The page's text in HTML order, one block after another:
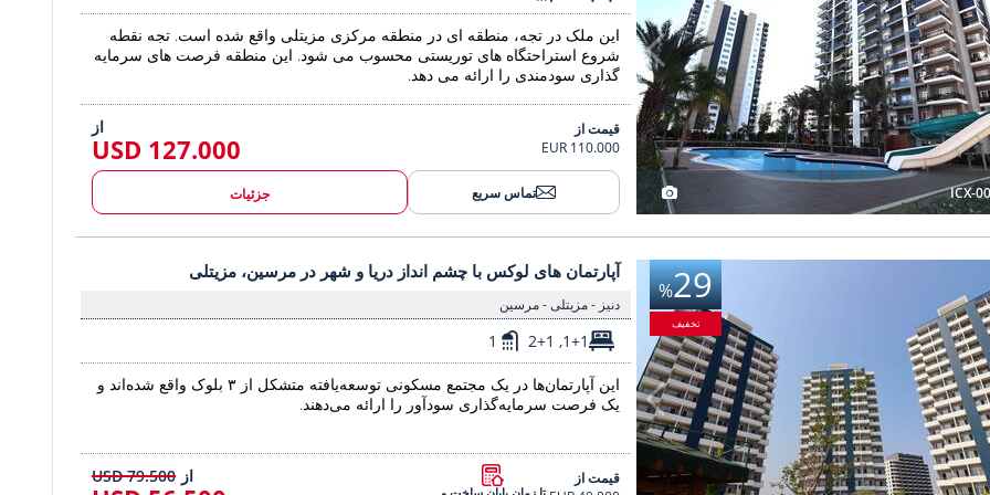
ICX-
این ملک در تجه، منطقه ای در منطقه مرکزی مزیتلی واقع شده است. تجه نقطه
شروع استراحتگاه های توریستی محسوب می شود. این منطقه فرصت های سرمایه
گذاری سودمندی را ارائه می دهد.
قیمت از
110.000 EUR
از
127.000 USD
تماس سریع جزئیات
آپارتمان های لوکس با چشم انداز دریا و شهر در آپارتمان های لوکس با چشم انداز دریا و شهر در مرسین، مزیتلی 2 های لوکس با چشم انداز دریا و شهر در مرسین، مزیتلی 3
%29
تخفیف
آپارتمان های لوکس با چشم انداز دریا و شهر در مرسین، مزیتلی
دنیز - مزیتلی - مرسین
1+1, 2+1
1
این آپارتمان‌ها در یک مجتمع مسکونی توسعه‌یافته متشکل از ۳ بلوک واقع شده‌اند و
یک فرصت سرمایه‌گذاری سودآور را ارائه می‌دهند.
قیمت از
تا زمان پایان ساخت و
از 79.500 USD